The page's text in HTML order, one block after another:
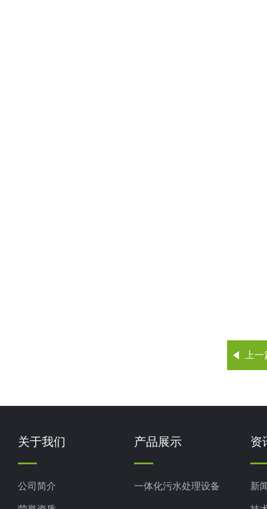
上
关于我们
公司简介
产品展示
一体化污水处理设备
资
新